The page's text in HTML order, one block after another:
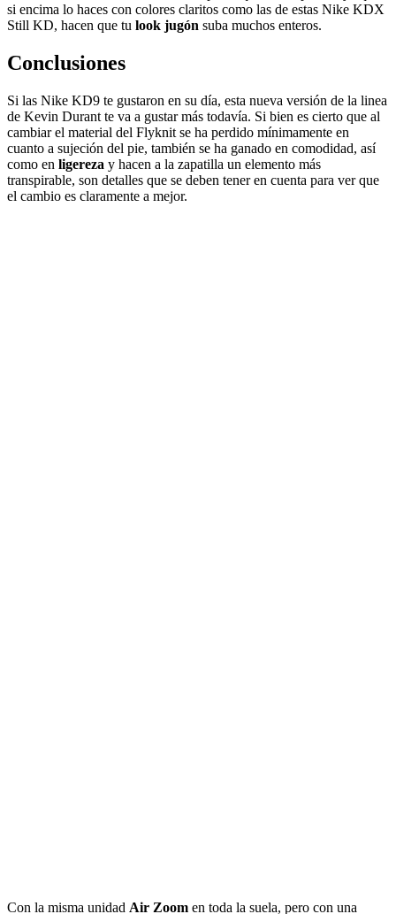
si encima lo haces con colores claritos como las de estas Nike KDX
Still KD, hacen que tu look jugón suba muchos enteros.
Conclusiones
Si las Nike KD9 te gustaron en su día, esta nueva versión de la linea
de Kevin Durant te va a gustar más todavía. Si bien es cierto que al
cambiar el material del Flyknit se ha perdido mínimamente en
cuanto a sujeción del pie, también se ha ganado en comodidad, así
como en ligereza y hacen a la zapatilla un elemento más
transpirable, son detalles que se deben tener en cuenta para ver que
el cambio es claramente a mejor.
Con la misma unidad Air Zoom en toda la suela, pero con una